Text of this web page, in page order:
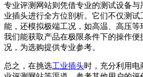
专业评测网站则凭借专业的测试设备与
业插头进行全方位剖析。它们不仅测
能，还模拟极端工况，如高温、高压等
我们能获取产品在极限条件下的操作便
况，为选购提供专业参考。
总之，在挑选工业插头时，充分利用电